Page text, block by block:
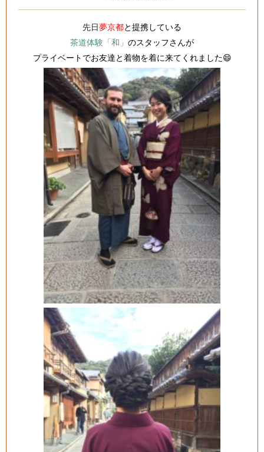
先日夢京都と提携している
茶道体験「和」 のスタッフさんが
プライベートでお友達と着物を着に来てくれました😄